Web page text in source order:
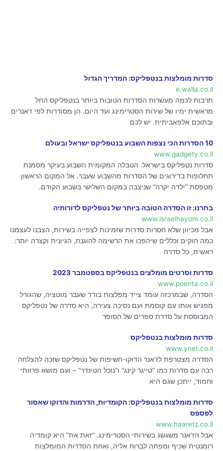
סדרות מומלצות בנטפליקס: המדריך הגדול
e.walla.co.il
תרבות לכמה מעשרות הסדרות הטובות ביותר בנטפליקס החל
מראשית ימיו של שירות הסטרימינג ועד היום. הן מסודרות לפי ז’אנרים
ובתוכם אלפאביתית. יש לכם
10 הסדרות הכי נצפות השבוע בנטפליקס ישראל ובעולם
www.gadgety.co.il
סדרות נטפליקס בישראל. הטבלה המקומית השבוע בעיקר מסמנת
תחלופות בדירוגים של הסדרות מהשבוע שעבר. אל המקום הראשון
מטפסת “ילדה יקרה” שניצבה במקום השלישי בשבוע הקודם.
בחרנו: זו הסדרה הטובה ביותר של נטפליקס לדורותיה
www.israelhayom.co.il
אבל מכיוון שלא חסרות סדרות שזמינות לצפייה בשירות, הצבנו לעצמנו
כמה חוקים וכללים שיהפכו את הרשימה להוגנת, הגיונית וקצרה יותר:
ראשית, כל סדרה
סדרות וסרטים מומלצים בנטפליקס בספטמבר 2023
www.poenta.co.il
הסדרה, שבמרכזה עומד צייד מפלצות בודד שעבר מוטציה, שהגורל
מפגיש אותו עם קוסמת ועם נסיכה צעירה, היא סדרה של נטפליקס
המבוססת על סדרת ספרים של הסופר
סדרות מומלצות בנטפליקס
www.ynet.co.il
הסדרה מצטרפת לז’אנר הדוקו-חשיפות של נטפליקס שזכה להצלחה
רבה עם סדרות כמו “טייגר קינג” ו”נוכל הטינדר” – ועם מושא פרוותי
וחמוד, ייתכן שגם היא
סדרות מומלצות בנטפליקס: הקומדיות, הדרמות והדוקו שאסור
לפספס
www.haaretz.co.il
אבל הז’אנר משגשג בשירותי הסטרימינג. “זאת את” היא קומדיה
רומנטית שכיף ומפתה לברוח אליה, ואחת הסדרות המומלצות